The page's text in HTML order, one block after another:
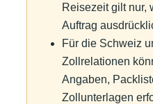
Reisezeit gilt nur,
Auftrag
Für die Schweiz
Zollrelationen
Angaben,
Zollunterlagen